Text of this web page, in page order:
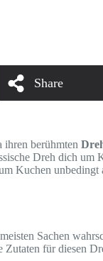
Share
ihren berühmten
Dreh dich um
Kuchen
Sachen
für diesen